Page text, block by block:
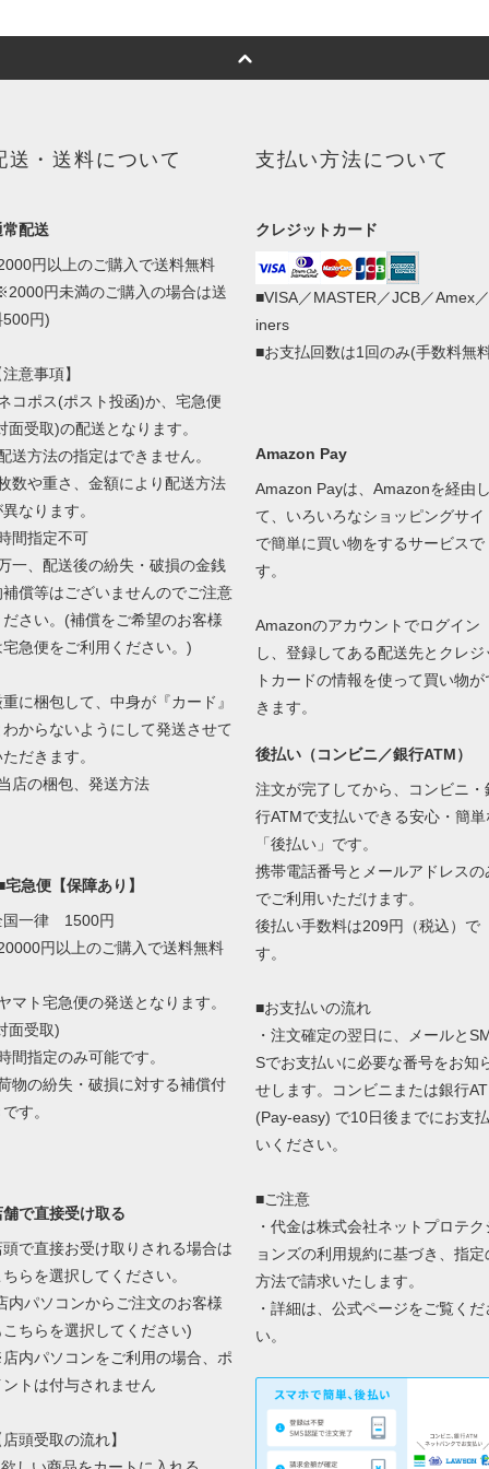
送・送料について
常配送
円以上のご購入で送料無料
円未満のご購入の場合は送
500円)
注意事項】
コポス(ポスト投函)か、宅急便
面受取)の配送となります。
送方法の指定はできません。
数や重さ、金額により配送方法
なります。
間指定不可
一、配送後の紛失・破損の金銭
補償等はございませんのでご注意
ださい。(補償をご希望のお客様
宅急便をご利用ください。)
重に梱包して、中身が『カード』
わからないようにして発送させて
ただきます。
店の梱包、発送方法
宅急便【保障あり】
国一律 1500円
円以上のご購入で送料無料
マト宅急便の発送となります。
面受取)
間指定のみ可能です。
物の紛失・破損に対する補償付
す。
舗で直接受け取る
頭で直接お受け取りされる場合は
ちらを選択してください。
内パソコンからご注文のお客様
こちらを選択してください)
内パソコンをご利用の場合、ポ
ントは付与されません
店頭受取の流れ】
支払い方法について
クレジットカード
■VISA／MASTER／JCB／Amex
iners
■お支払回数は1回のみ(手数料無
Amazon Pay
Amazon Payは、Amazonを経由
て、いろいろなショッピングサイ
で簡単に買い物をするサービスで
す。
Amazonのアカウントでログイン
し、登録してある配送先とクレジ
トカードの情報を使って買い物が
きます。
後払い（コンビニ／銀行ATM）
注文が完了してから、コンビニ・
行ATMで支払いできる安心・簡単
「後払い」です。
携帯電話番号とメールアドレスの
でご利用いただけます。
後払い手数料は209円（税込）で
す。
■お支払いの流れ
・注文確定の翌日に、メールと
Sでお支払いに必要な番号をお知
せします。コンビニまたは銀行
(Pay-easy) で10日後までにお支払
いください。
■ご注意
・代金は株式会社ネットプロテク
ョンズの利用規約に基づき、指定
方法で請求いたします。
・詳細は、 公式ページをご覧くだ
い。